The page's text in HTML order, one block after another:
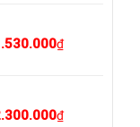
là:
₫Giá
1.530.000₫.
₫Giá